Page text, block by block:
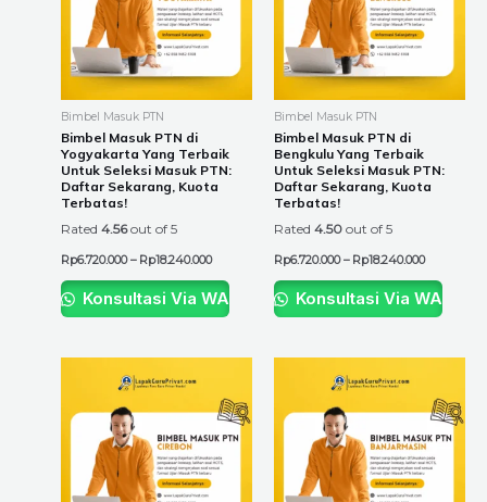
Bimbel Masuk PTN
Bimbel Masuk PTN di
Yogyakarta Yang Terbaik
Untuk Seleksi Masuk PTN:
Daftar Sekarang, Kuota
Terbatas!
Rated 4.56out of 5
Rp6.720.000 – Rp18.240.000
variants.
The
may
on
the
Konsultasi Via WA
Bimbel Masuk PTN
Bimbel Masuk PTN di
Bengkulu Yang Terbaik
Untuk Seleksi Masuk PTN:
Daftar Sekarang, Kuota
Terbatas!
Rated 4.50 out of 5
Rp6.720.000 – Rp18.240.000
variants.
The
the
Konsultasi Via WA
through
Rp18.240.000
has
multiple
variants.
The
through
has
multiple
variants.
The